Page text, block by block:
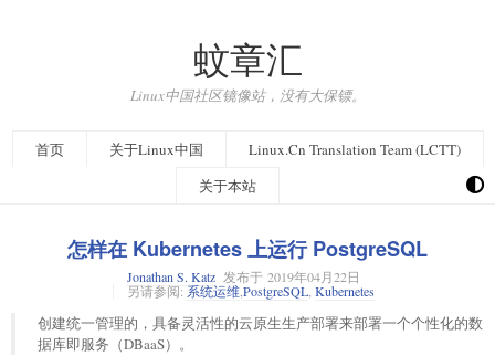
蚊章汇
Linux中国社区镜像站，没有大保镖。
首页 关于Linux中国
Linux.Cn Translation Team (LCTT)
关于本站
怎样在 Kubernetes 上运行 PostgreSQL
Jonathan S. Katz发布于 2019年04月22日
另请参阅: 系统运维,PostgreSQL, Kubernetes
创建统一管理的，具备灵活性的云原生生产部署来部署一个个性化的数
据库即服务（DBaaS）。